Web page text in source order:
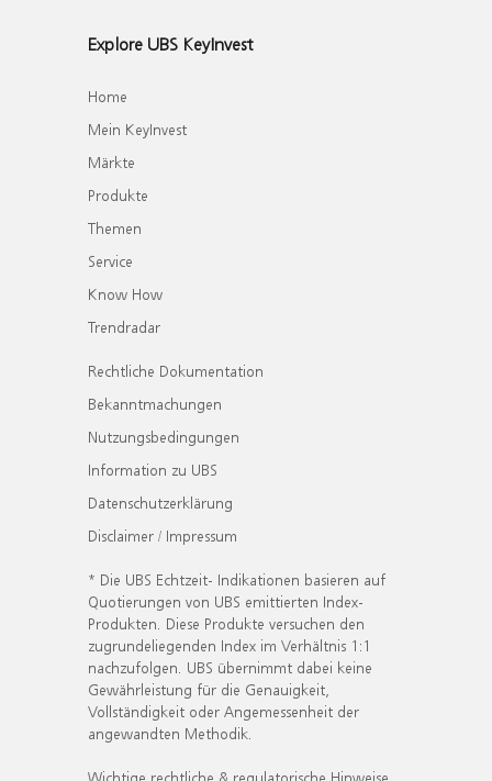
Explore UBS KeyInvest
Home
Mein KeyInvest
Märkte
Produkte
Themen
Service
Know How
Trendradar
Rechtliche Dokumentation
Bekanntmachungen
Nutzungsbedingungen
Information zu UBS
Datenschutzerklärung
Disclaimer / Impressum
* Die UBS Echtzeit- Indikationen basieren auf
Quotierungen von UBS emittierten Index-
Produkten. Diese Produkte versuchen den
zugrundeliegenden Index im Verhältnis 1:1
nachzufolgen. UBS übernimmt dabei keine
Gewährleistung für die Genauigkeit,
Vollständigkeit oder Angemessenheit der
angewandten Methodik.